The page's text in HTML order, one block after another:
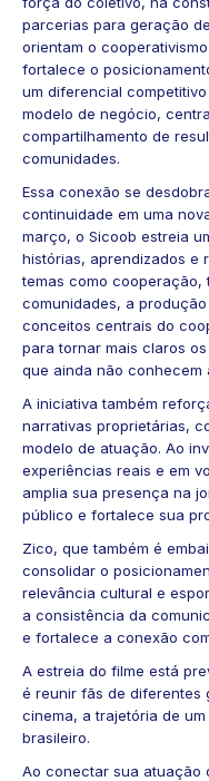
parcerias para geração
orientam o
fortalece o
um diferencial
modelo de negócio,
compartilhamento de
comunidades.
Essa conexão se
continuidade em uma
março, o Sicoob estreia
histórias, aprendizados e
temas como cooperação,
comunidades, a
conceitos centrais do
para tornar mais claros
que ainda não conhecem
A iniciativa também
narrativas proprietárias,
modelo de atuação. Ao
experiências reais e em
amplia sua presença na
público e fortalece sua
Zico, que também é
consolidar o
relevância cultural e
a consistência da
e fortalece a conexão
A estreia do filme está
é reunir fãs de diferentes
cinema, a trajetória de
brasileiro.
Ao conectar sua atuação